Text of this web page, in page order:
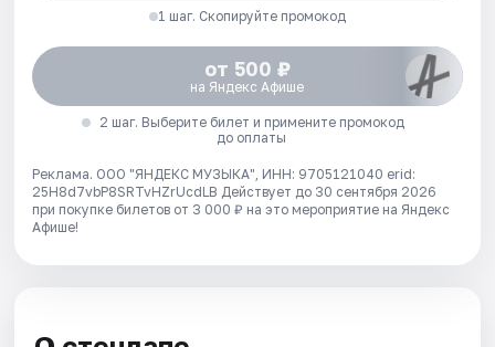
1 шаг. Скопируйте промокод
от 500 ₽
на Яндекс Афише
2 шаг. Выберите билет и примените промокод
до оплаты
Реклама. ООО "ЯНДЕКС МУЗЫКА", ИНН: 9705121040 erid:
25H8d7vbP8SRTvHZrUcdLB Действует до 30 сентября 2026
при покупке билетов от 3 000 ₽ на это мероприятие на Яндекс
Афише!